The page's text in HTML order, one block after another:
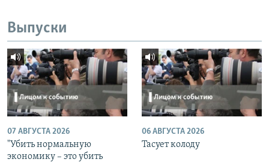
Выпуски
07 АВГУСТА 2026
"Убить нормальную
экономику – это убить
06 АВГУСТА 2026
Тасует колоду